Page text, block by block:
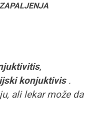
,
konjuktivis.
ali lekar može da